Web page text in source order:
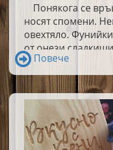
Понякога се
носят спомени.
овехтяло.
от онези
назад във
всеки път вкусът
нежен и много
която винаги
променяла. Тя е
сполучлива и
с вас с надеждата
Повече